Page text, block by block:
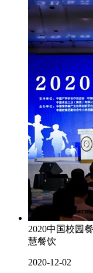
2020中国校园
慧餐饮
2020-12-02